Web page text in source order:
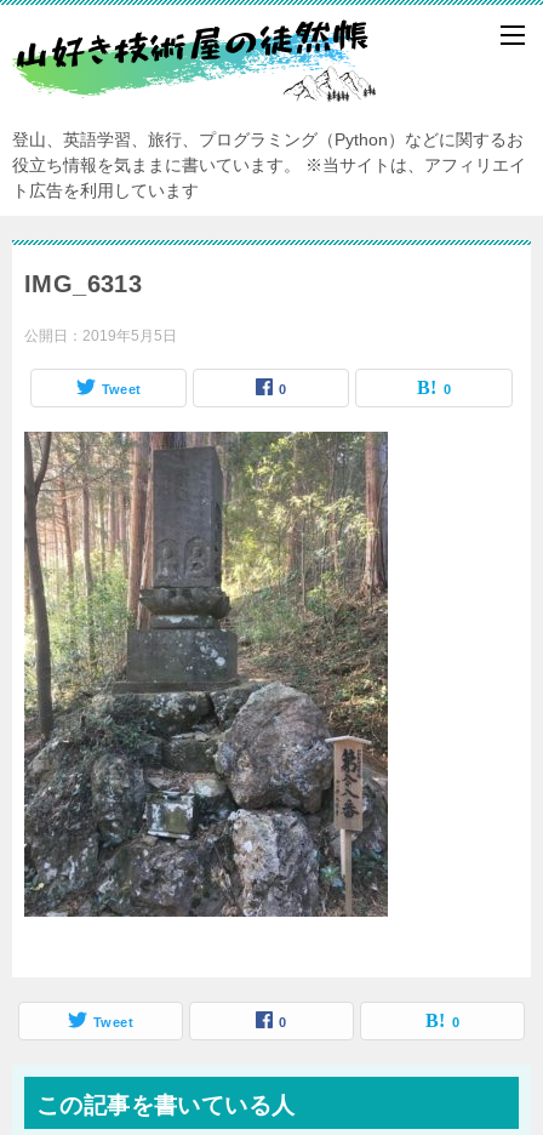
登山、英語学習、旅行、プログラミング（Python）などに関するお
役立ち情報を気ままに書いています。
※当サイトは、アフィリエイ
ト広告を利用しています
IMG_6313
公開日： 2019年5月5日
Tweet 0 0
Tweet 0 0
この記事を書いている人